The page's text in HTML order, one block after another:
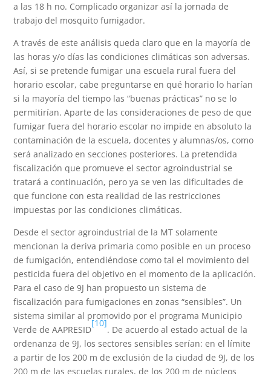
a las 18 h no. Complicado organizar así la jornada de
trabajo del mosquito fumigador.
A través de este análisis queda claro que en la mayoría de
las horas y/o días las condiciones climáticas son adversas.
Así, si se pretende fumigar una escuela rural fuera del
horario escolar, cabe preguntarse en qué horario lo harían
si la mayoría del tiempo las “buenas prácticas” no se lo
permitirían. Aparte de las consideraciones de peso de que
fumigar fuera del horario escolar no impide en absoluto la
contaminación de la escuela, docentes y alumnas/os, como
será analizado en secciones posteriores. La pretendida
fiscalización que promueve el sector agroindustrial se
tratará a continuación, pero ya se ven las dificultades de
que funcione con esta realidad de las restricciones
impuestas por las condiciones climáticas.
Desde el sector agroindustrial de la MT solamente
mencionan la deriva primaria como posible en un proceso
de fumigación, entendiéndose como tal el movimiento del
pesticida fuera del objetivo en el momento de la aplicación.
Para el caso de 9J han propuesto un sistema de
fiscalización para fumigaciones en zonas “sensibles”. Un
sistema similar al promovido por el programa Municipio
Verde de AAPRESID
[10]
. De acuerdo al estado actual de la
ordenanza de 9J, los sectores sensibles serían: en el límite
a partir de los 200 m de exclusión de la ciudad de 9J, de los
200 m de las escuelas rurales, de los 200 m de núcleos